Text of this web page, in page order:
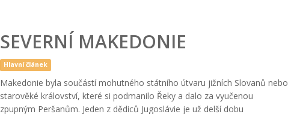
SEVERNÍ MAKEDONIE
Hlavní článek
Makedonie byla součástí mohutného státního útvaru jižních Slovanů nebo
starověké království, které si podmanilo Řeky a dalo za vyučenou
zpupným Peršanům. Jeden z dědiců Jugoslávie je už delší dobu